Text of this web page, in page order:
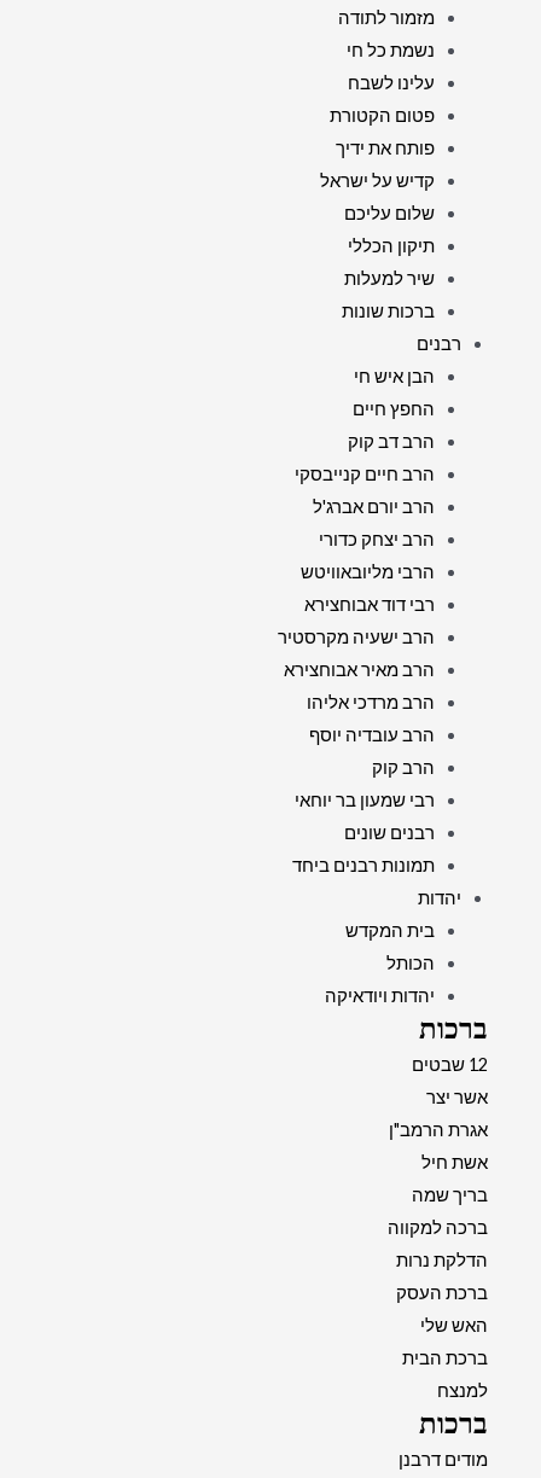
מזמור לתודה
נשמת כל חי
עלינו לשבח
פטום הקטורת
פותח את ידיך
קדיש על ישראל
שלום עליכם
תיקון הכללי
שיר למעלות
ברכות שונות
רבנים
הבן איש חי
החפץ חיים
הרב דב קוק
הרב חיים קנייבסקי
הרב יורם אברג'ל
הרב יצחק כדורי
הרבי מליובאוויטש
רבי דוד אבוחצירא
הרב ישעיה מקרסטיר
הרב מאיר אבוחצירא
הרב מרדכי אליהו
הרב עובדיה יוסף
הרב קוק
רבי שמעון בר יוחאי
רבנים שונים
תמונות רבנים ביחד
יהדות
בית המקדש
הכותל
יהדות ויודאיקה
ברכות
12 שבטים
אשר יצר
אגרת הרמב"ן
אשת חיל
בריך שמה
ברכה למקווה
הדלקת נרות
ברכת העסק
האש שלי
ברכת הבית
למנצח
ברכות
מודים דרבנן